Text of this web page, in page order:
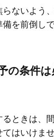
ないよう
を前倒し
の条件
ときは、
はいけませ